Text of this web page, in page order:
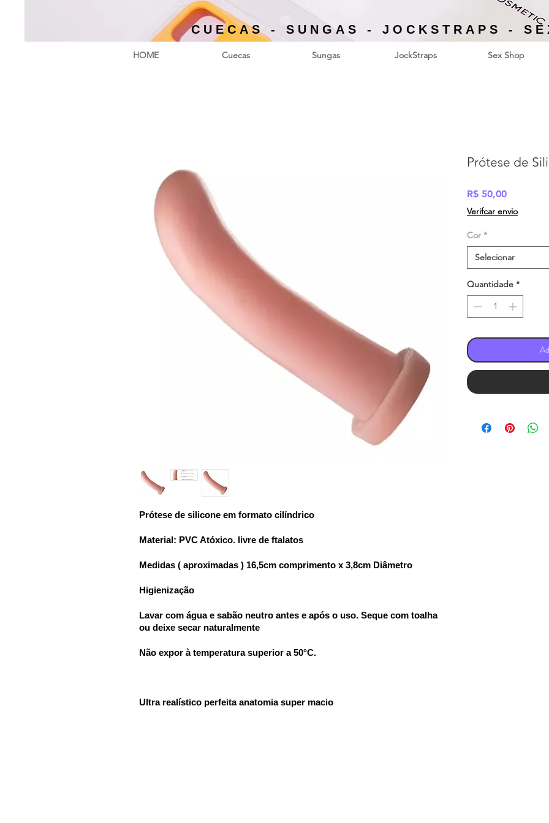
CUECAS - SUNGAS - JOCKSTRAPS -
HOME Cuecas Sungas JockStraps Sex Shop
Prótese de silicone em formato cilíndrico
Material: PVC Atóxico. livre de ftalatos
Medidas ( aproximadas ) 16,5cm comprimento x 3,8cm Diâmetro
Higienização
Lavar com água e sabão neutro antes e após o uso. Seque com toalha
ou deixe secar naturalmente
Não expor à temperatura superior a 50°C.
Ultra realístico perfeita anatomia super macio
Prótese de
R$ 50,00Preço
Verifcar envio
Cor *
Selecionar
Quantidade *